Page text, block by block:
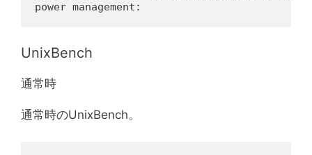
UnixBench
通常時
通常時のUnixBench。